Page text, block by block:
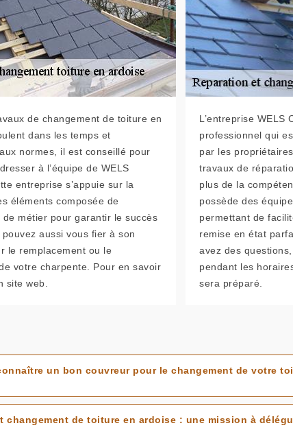
de changement de toiture en
dans les temps et
normes, il est conseillé pour
à l’équipe de WELS
entreprise s’appuie sur la
éléments composée de
de métier pour garantir le succès
aussi vous fier à son
le remplacement ou le
votre charpente. Pour en savoir
site web.
L’entreprise WELS
professionnel qui
par les
travaux de
plus de la
possède des
permettant de
remise en état
avez des
pendant les
sera préparé.
un bon couvreur pour le changement de votre
changement de toiture en ardoise : une mission à